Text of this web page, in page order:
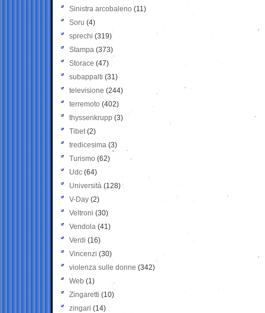
Sinistra arcobaleno (11)
Soru (4)
sprechi (319)
Stampa (373)
Storace (47)
subappalti (31)
televisione(244)
terremoto (402)
thyssenkrupp (3)
Tibet(2)
tredicesima (3)
Turismo (62)
Udc (64)
Università (128)
V-Day (2)
Veltroni (30)
Vendola (41)
Verdi (16)
Vincenzi (30)
violenza sulle donne (342)
Web (1)
Zingaretti (10)
zingari (14)